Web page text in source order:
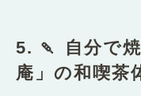
5. 🍡 自分で
庵」の和喫茶